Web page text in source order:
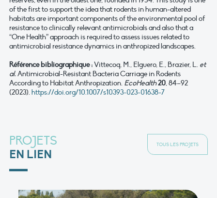
of the first to support the idea that rodents in human-altered
habitats are important components of the environmental pool of
resistance to clinically relevant antimicrobials and also that a
“One Health” approach is required to assess issues related to
antimicrobial resistance dynamics in anthropized landscapes.
Référence bibliographique :Vittecoq, M., Elguero, E., Brazier, L. et
al.Antimicrobial-Resistant Bacteria Carriage in Rodents
According to Habitat Anthropization. EcoHealth20, 84–92
(2023). https://doi.org/10.1007/s10393-023-01638-7
PROJETS
EN LIEN
TOUS LES PROJETS